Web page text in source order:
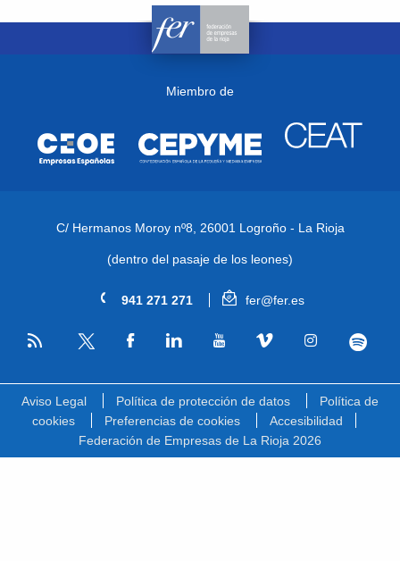
Miembro de
C/ Hermanos Moroy nº8, 26001 Logroño - La Rioja
(dentro del pasaje de los leones)
941 271 271 fer@fer.es
RSS
Aviso Legal Política de protección de datos
Política de
cookies
Preferencias de cookies
Accesibilidad
Federación de Empresas de La Rioja 2026